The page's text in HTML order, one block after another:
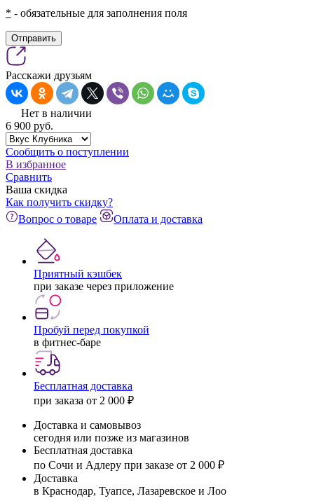
* - обязательные для заполнения поля
Отправить
Расскажи друзьям
Нет в наличии
6 900 pуб.
Сообщить о поступлении
В избранное
Сравнить
Ваша скидка
Как получить скидку?
Вопрос о товаре
Оплата и доставка
Приятный кэшбек
при заказе через приложение
Пробуй перед покупкой
в фитнес-баре
Бесплатная доставка
при заказа от 2 000 ₽
Доставка и самовывоз
сегодня или позже из магазинов
Бесплатная доставка
по Сочи и Адлеру при заказе от 2 000 ₽
Доставка
в Краснодар, Туапсе, Лазаревское и Лоо